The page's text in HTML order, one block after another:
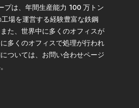
プは、年間生産能力 100 万トン
場を運営する経験豊富な鉄鋼
た、世界中に多くのオフィスが
多くのオフィスで処理が行われ
ついては、お問い合わせページ